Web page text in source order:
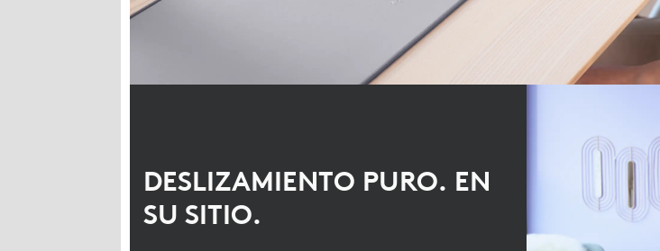
DESLIZAMIENTO PURO. EN
SU SITIO.